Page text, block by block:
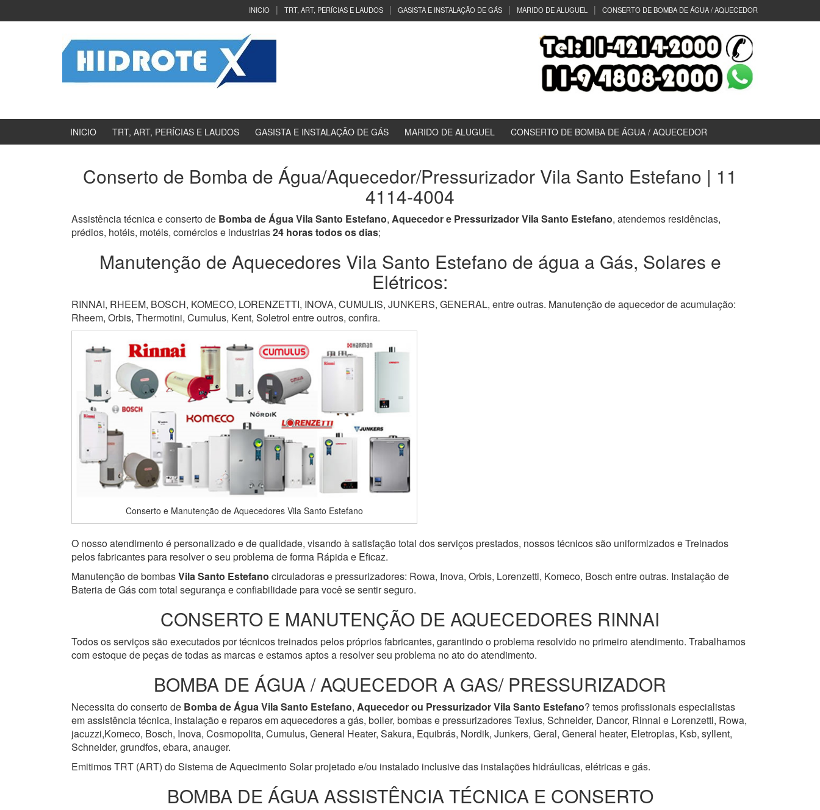
INICIO TRT, ART, PERÍCIAS E LAUDOS GASISTA E INSTALAÇÃO DE GÁS MARIDO DE ALUGUEL CONSERTO DE BOMBA DE ÁGUA / AQUECEDOR
INICIO TRT, ART, PERÍCIAS E LAUDOS GASISTA E INSTALAÇÃO DE GÁS MARIDO DE ALUGUEL CONSERTO DE BOMBA DE ÁGUA / AQUECEDOR
Conserto de Bomba de Água/Aquecedor/Pressurizador Vila Santo Estefano | 11
4114-4004
Assistência técnica e conserto de Bomba de Água Vila Santo Estefano, Aquecedor e Pressurizador Vila Santo Estefano, atendemos residências,
prédios, hotéis, motéis, comércios e industrias24 horas todos os dias;
Manutenção de Aquecedores Vila Santo Estefano de água a Gás, Solares e
Elétricos:
RINNAI, RHEEM, BOSCH, KOMECO, LORENZETTI, INOVA, CUMULIS, JUNKERS, GENERAL, entre outras. Manutenção de aquecedor de acumulação:
Rheem, Orbis, Thermotini, Cumulus, Kent, Soletrol entre outros, confira.
Conserto e Manutenção de Aquecedores Vila Santo Estefano
O nosso atendimento é personalizado e de qualidade, visando à satisfação total dos serviços prestados, nossos técnicos são uniformizados e Treinados
pelos fabricantes para resolver o seu problema de forma Rápida e Eficaz.
Manutenção de bombasVila Santo Estefano circuladoras e pressurizadores: Rowa, Inova, Orbis, Lorenzetti, Komeco, Bosch entre outras. Instalação de
Bateria de Gás com total segurança e confiabilidade para você se sentir seguro.
CONSERTO E MANUTENÇÃO DE AQUECEDORES RINNAI
Todos os serviços são executados por técnicos treinados pelos próprios fabricantes, garantindo o problema resolvido no primeiro atendimento. Trabalhamos
com estoque de peças de todas as marcas e estamos aptos a resolver seu problema no ato do atendimento.
BOMBA DE ÁGUA / AQUECEDOR A GAS/ PRESSURIZADOR
Necessita do conserto de Bomba de ÁguaVila Santo Estefano, Aquecedor ou PressurizadorVila Santo Estefano? temos profissionais especialistas
em assistência técnica, instalação e reparos em aquecedores a gás, boiler, bombas e pressurizadores Texius, Schneider, Dancor, Rinnai e Lorenzetti, Rowa,
jacuzzi,Komeco, Bosch, Inova, Cosmopolita, Cumulus, General Heater, Sakura, Equibrás, Nordik, Junkers, Geral, General heater, Eletroplas, Ksb, syllent,
Schneider, grundfos, ebara, anauger.
Emitimos TRT (ART) do Sistema de Aquecimento Solar projetado e/ou instalado inclusive das instalações hidráulicas, elétricas e gás.
BOMBA DE ÁGUA ASSISTÊNCIA TÉCNICA E CONSERTO